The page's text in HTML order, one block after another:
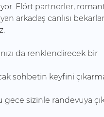
Flört partnerler,
arkadaş canlısı
da renklendirecek bir
sohbetin keyfini
gece sizinle randevuya